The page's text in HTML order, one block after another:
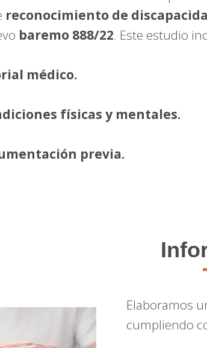
reconocimiento de
baremo 888/22. Este estudio
médico.
físicas y mentales.
previa.
Elaboramos
cumpliendo